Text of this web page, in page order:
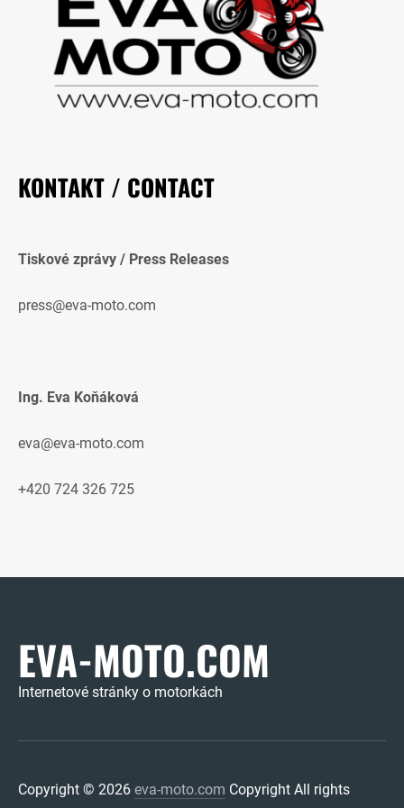
KONTAKT / CONTACT
Tiskové zprávy / Press Releases
press@eva-moto.com
Ing. Eva Koňáková
eva@eva-moto.com
+420 724 326 725
EVA-MOTO.COM
Internetové stránky o motorkách
Copyright © 2026 eva-moto.com Copyright All rights